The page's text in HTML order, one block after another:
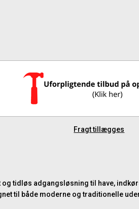
Fragt tillægges
tidløs adgangsløsning til have,
til både moderne og traditionelle